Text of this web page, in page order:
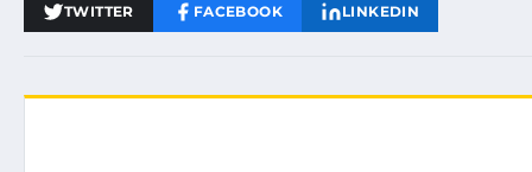
TWITTER FACEBOOK LINKEDIN